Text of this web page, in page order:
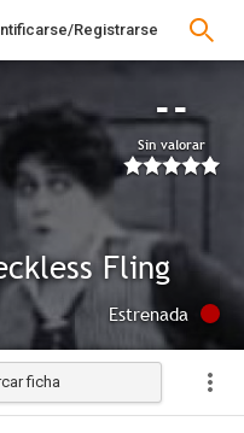
Registrarse
--
Sin valorar
Fling
Estrenada
ficha